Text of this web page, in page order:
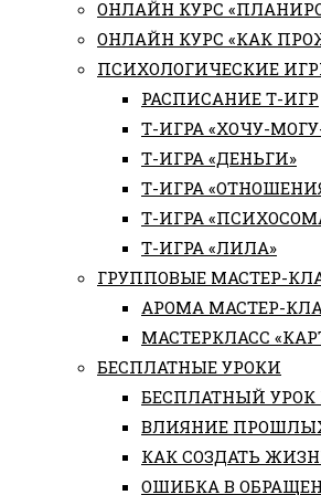
ОНЛАЙН КУРС
ОНЛАЙН КУРС «КАК
ПСИХОЛОГИЧЕСКИЕ
РАСПИСАНИЕ Т-ИГР
Т-ИГРА «ХОЧУ-
Т-ИГРА «ДЕНЬГИ»
Т-ИГРА
Т-ИГРА
Т-ИГРА «ЛИЛА»
ГРУППОВЫЕ МАСТЕР-
АРОМА МАСТЕР-
МАСТЕРКЛАСС
БЕСПЛАТНЫЕ УРОКИ
БЕСПЛАТНЫЙ УРОК
ВЛИЯНИЕ
КАК СОЗДАТЬ
ОШИБКА В